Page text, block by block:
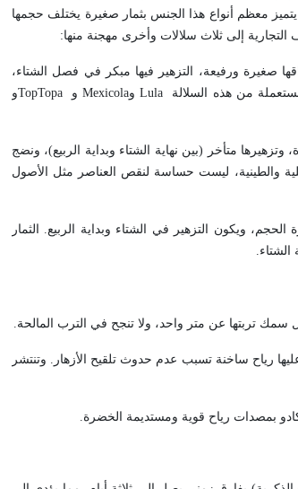
وفي الساحل السوري. أشجاره تشبه أشجار الجوز الكبيرة، وقد يصل ارتفاعها إلى 20 متراً، يتميز معظم أنواع هذا الجنس بثمار صغيرة يختلف حجمها
أوراقها صغيرة ورفيعة، التزهير فيها مبكر في فصل الشتاء،
LulaوMexicolaو TopTopaو
تتجـمد بين -3 إلى -7ْس، أوراقها كبيرة، وتزهيرها متأخر (بين نهاية الشتاء وبداية الربيع)، ونضج
والطينية، ليست حساسة لنقص العناصر مثل الأصول
تتجمد في 0° س، الشجرة صغيرة الحجم، ويكون التزهير في الشتاء وبداية الربيع. الثمار
سمك تربتها عن متر واحد، ولا تنجح في الترب المالحة.
رياح ساخنة تسبب عدم حدوث تلقيح الأزهار. وتنتشر
بمصدات رياح قوية ومستديمة الخضرة.